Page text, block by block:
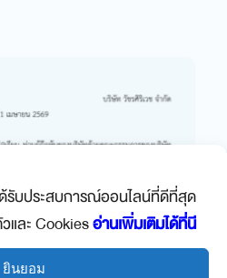
ด้รับประสบการณ์ออนไลน์ที่ดีที่สุด
และ Cookies อ่านเพิ่มเติมได้ที่นี
ยินยอม